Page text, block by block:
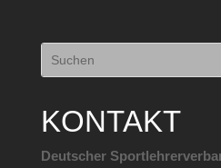
KONTAKT
Deutscher